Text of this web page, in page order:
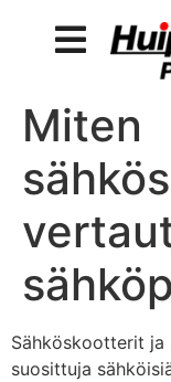
Miten
Sähköskootterit
suosittuja